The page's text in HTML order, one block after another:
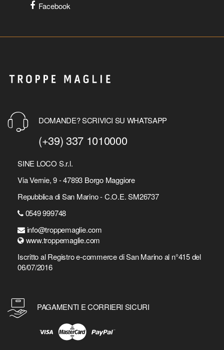
Facebook
DOMANDE? SCRIVICI SU WHATSAPP
(+39) 337 1010000
SINE LOCO S.r.l.
Via Vernie, 9 - 47893 Borgo Maggiore
Repubblica di San Marino - C.O.E. SM26737
0549 999748
info@troppemaglie.com
www.troppemaglie.com
Iscritto al Registro e-commerce di San Marino al n°415 del
06/07/2016
PAGAMENTI E CORRIERI SICURI